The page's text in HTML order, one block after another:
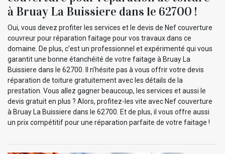
à Bruay La Buissiere dans le 62700 !
Oui, vous devez profiter les services et le devis de Nef couverture
couvreur pour réparation faitage pour vos travaux dans ce
domaine. De plus, c’est un professionnel et expérimenté qui vous
garantit une bonne étanchéité de votre faitage à Bruay La
Buissiere dans le 62700. Il n’hésite pas à vous offrir votre devis
réparation de toiture gratuitement avec les détails de la
prestation. Vous allez gagner beaucoup, les services et aussi le
devis gratuit en plus ? Alors, profitez-les vite avec Nef couverture
à Bruay La Buissiere dans le 62700. Et de plus, il vous offre aussi
un prix compétitif pour une réparation parfaite de votre faitage !